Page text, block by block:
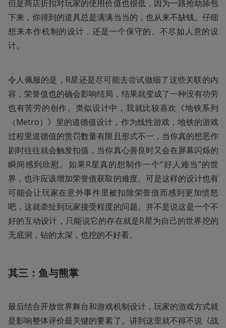
但是商店折扣对玩家的使用价值也很低，因为一路抢劫舔包
下来，你得到的道具总是满满当当的，也从来不缺钱。仔细
想来本作机制的设计，还是一个保守的、不尽如人意的设
计。
令人佩服的是，R星还是尽可能去尝试做细了这些关联的内
容，荣誉值也的确会影响结局，结果就变成了一种没有功劳
也有苦劳的创作。类似设计中，我就比较喜欢《地铁系列
（Metro）》里的道德值设计，作为线性游戏，地铁的游戏
过程里道德值的赏罚数量有限且形式不一，当你真的想恶作
剧时往往就会触发扣值，当你真心善良时又会在屏幕闪烁的
瞬间感到欣慰。如果R星真的想制作一个“好人难当”的世
界，也许应该增加荣誉值获取的难度。可是这样的设计也有
可能会让玩家在意外事件里被扣除荣誉值而感到更加愤怒
吧，这就牵扯到玩家接受程度的问题。并不是说这是一个不
好的互动设计，只能说它的存在就是R星为自己的世界挖的
无底洞，钻的太深，也挖的不好看。
其三：鱼与熊掌
最后结合开放世界舞台和游戏机制设计，玩家的游戏方式就
是影响整体评价最关键的要素了。讲到这里就不得不说《战